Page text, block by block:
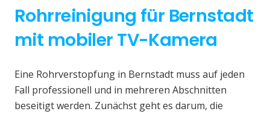
Rohrreinigung für Bernstadt
mit mobiler TV-Kamera
Eine Rohrverstopfung in Bernstadt muss auf jeden
Fall professionell und in mehreren Abschnitten
beseitigt werden. Zunächst geht es darum, die